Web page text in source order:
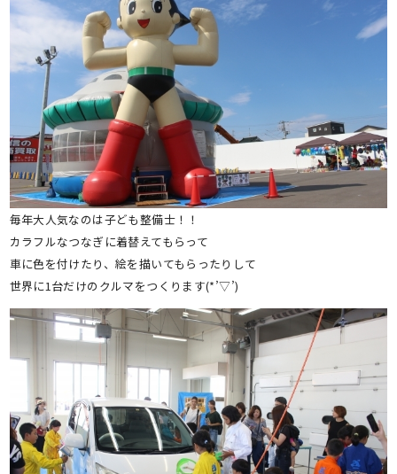
毎年大人気なのは子ども整備士！！
カラフルなつなぎに着替えてもらって
車に色を付けたり、絵を描いてもらったりして
世界に1台だけのクルマをつくります(*’▽’)